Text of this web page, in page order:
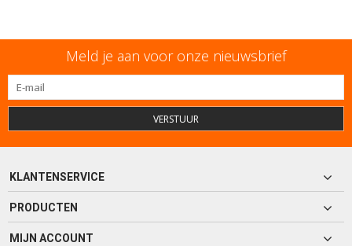
Meld je aan voor onze nieuwsbrief
VERSTUUR
KLANTENSERVICE
PRODUCTEN
MIJN ACCOUNT